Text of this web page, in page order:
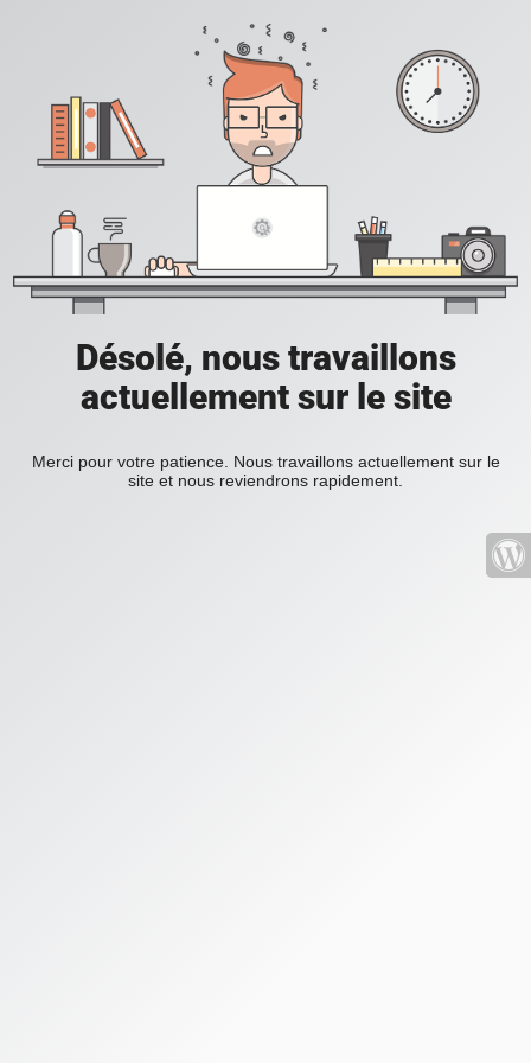
Désolé, nous travaillons
actuellement sur le site
Merci pour votre patience. Nous travaillons actuellement sur le
site et nous reviendrons rapidement.